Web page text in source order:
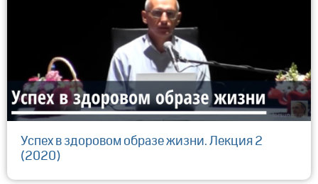
Успех в здоровом образе жизни. Лекция 2
(2020)